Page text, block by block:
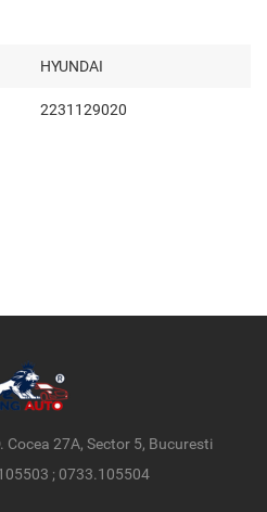
HYUNDAI
2231129020
Cocea 27A, Sector 5, Bucuresti
; 0733.105504